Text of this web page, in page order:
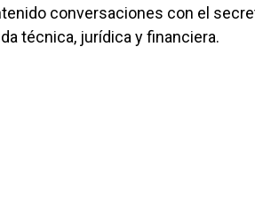
conversaciones con el
técnica, jurídica y financiera.